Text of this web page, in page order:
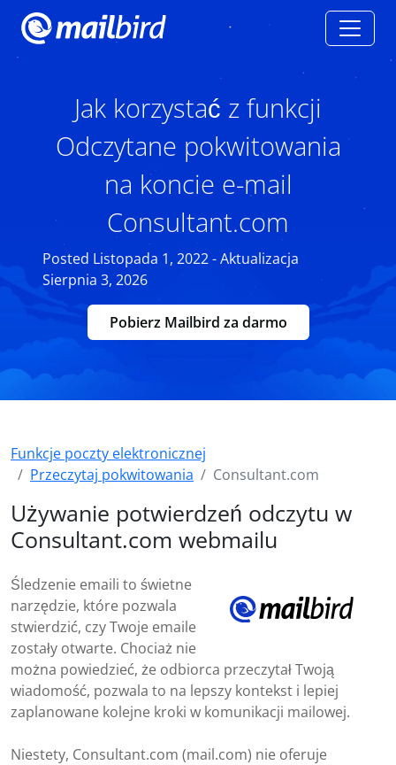
Jak korzystać z funkcji
Odczytane pokwitowania
na koncie e-mail
Consultant.com
Posted Listopada 1, 2022 - Aktualizacja
Sierpnia 3, 2026
Pobierz Mailbird za darmo
Funkcje poczty elektronicznej
Przeczytaj pokwitowania
Consultant.com
Używanie potwierdzeń odczytu w
Consultant.com webmailu
Śledzenie emaili to świetne
narzędzie, które pozwala
stwierdzić, czy Twoje emaile
zostały otwarte. Chociaż nie
można powiedzieć, że odbiorca przeczytał Twoją
wiadomość, pozwala to na lepszy kontekst i lepiej
zaplanowane kolejne kroki w komunikacji mailowej.
Niestety, Consultant.com (mail.com) nie oferuje